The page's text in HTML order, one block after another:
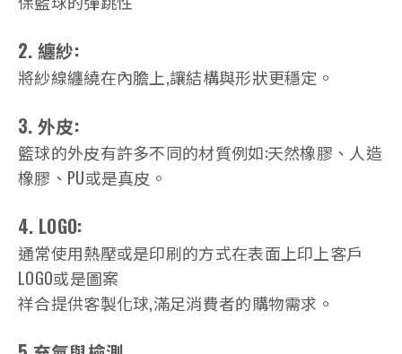
2. 纏紗:
將紗線纏繞在內膽上,讓結構與形狀更穩定。
3. 外皮:
籃球的外皮有許多不同的材質例如:天然橡膠、人造
橡膠、PU或是真皮。
4. LOGO:
通常使用熱壓或是印刷的方式在表面上印上客戶
LOGO或是圖案
祥合提供客製化球,滿足消費者的購物需求。